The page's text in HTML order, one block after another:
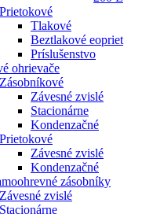
Prietokové
Tlakové
Beztlakové eopriet
Príslušenstvo
ohrievače
Zásobníkové
Závesné zvislé
Stacionárne
Kondenzačné
Prietokové
Závesné zvislé
Kondenzačné
zásobníky
Závesné zvislé
Stacionárne